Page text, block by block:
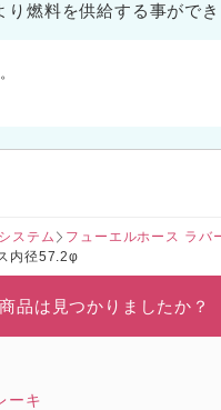
燃料を供給する事ができ
ステム フューエルホース ラバ
内径57.2φ
品は見つかりましたか？
ーキ